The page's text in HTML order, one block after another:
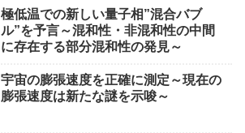
Analysis Concludes)
極低温での新しい量子相”混合バブ
ル”を予言～混和性・非混和性の中間
に存在する部分混和性の発見～
宇宙の膨張速度を正確に測定～現在の
膨張速度は新たな謎を示唆～